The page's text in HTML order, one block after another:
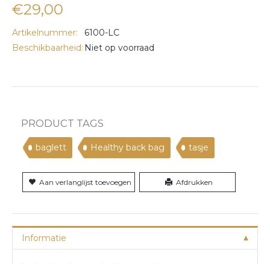
€29,00
Artikelnummer:
6100-LC
Beschikbaarheid: Niet op voorraad
PRODUCT TAGS
baglett Healthy back bag tasje
Aan verlanglijst toevoegen Afdrukken
Informatie